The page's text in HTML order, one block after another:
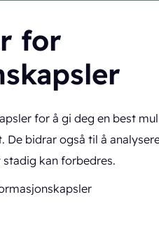
for
for å gi deg en best
bidrar også til å
kan forbedres.
Ekspertise
NO